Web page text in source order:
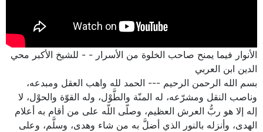
الأنوار فيما يمنح صاحب الخلوة من الأسرار - - للشيخ الأكبر محي
الدين ابن العربي
بسم الله الرحمن الرحيم --- الحمد لله واهب العقل ومبدعه،
وناصب النقل ومشرّعه، له المنّة والطَّوْل، وله القوّة والحوْل، لا
إله إلا هو ربُّ العرش العظيم، وصلّى اللّه على من أقام به أعلام
الهدى، وأنزله بالنور الذي أضلَّ به من شاء وهدى، وسلَّم، وعلى